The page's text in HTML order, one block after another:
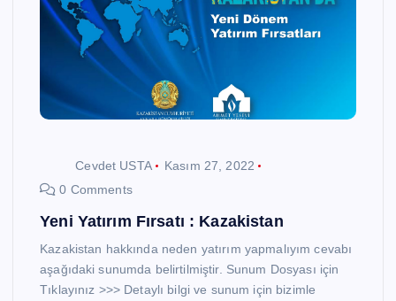
Cevdet USTA
Kasım 27, 2022
0 Comments
Yeni Yatırım Fırsatı : Kazakistan
Kazakistan hakkında neden yatırım yapmalıyım cevabı
aşağıdaki sunumda belirtilmiştir. Sunum Dosyası için
Tıklayınız >>> Detaylı bilgi ve sunum için bizimle